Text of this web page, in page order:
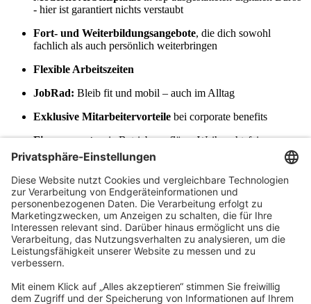
- hier ist garantiert nichts verstaubt
Fort- und Weiterbildungsangebote, die dich sowohl
fachlich als auch persönlich weiterbringen
Flexible Arbeitszeiten
JobRad: Bleib fit und mobil – auch im Alltag
Exklusive Mitarbeitervorteile bei corporate benefits
Firmeneventswie Betriebsausflüge, Weihnachtsfeiern,
Teamevents bis hin zu Sportveranstaltungen
Zusatzleistungen: Eine betriebliche Altersvorsorge über
unser internes Versorgungswerk und eine
Krankenzusatzversicherung
Vielfältige Netzwerke:Profitiere von unserem
unternehmensübergreifenden Austausch und wachse mit uns
Werde Teil des
Du möchtest in einer innovativen, digitalisierten Gruppe für